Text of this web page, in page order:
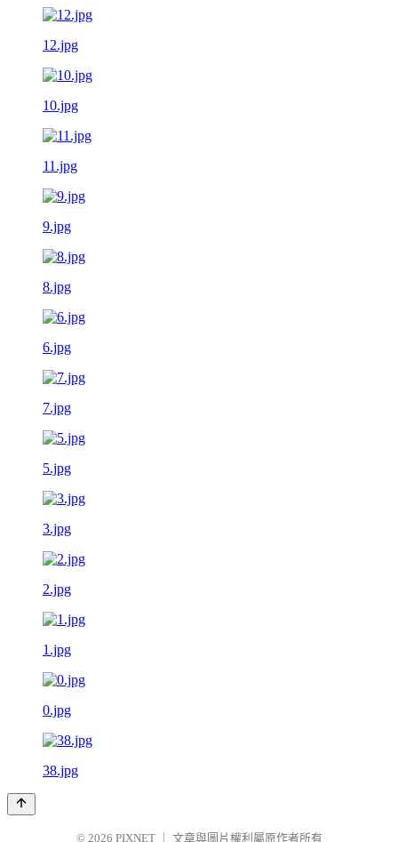
12.jpg
10.jpg
11.jpg
9.jpg
8.jpg
6.jpg
7.jpg
5.jpg
3.jpg
2.jpg
1.jpg
0.jpg
38.jpg
© 2026 PIXNET 文章與圖片權利屬原作者所有